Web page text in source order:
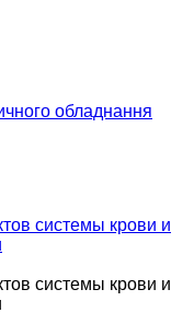
системы крови и
системы крови и